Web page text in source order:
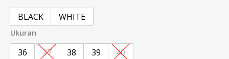
BLACK WHITE
Ukuran
36 37 38 39 40